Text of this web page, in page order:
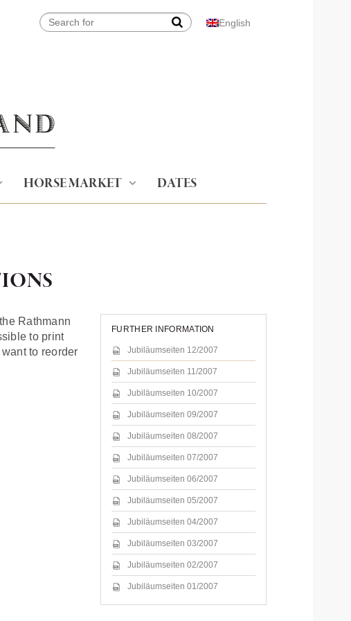
English
HORSE MARKET DATES
FURTHER INFORMATION
Jubiläumseiten 12/2007
Jubiläumseiten 11/2007
Jubiläumseiten 10/2007
Jubiläumseiten 09/2007
Jubiläumseiten 08/2007
Jubiläumseiten 07/2007
Jubiläumseiten 06/2007
Jubiläumseiten 05/2007
Jubiläumseiten 04/2007
Jubiläumseiten 03/2007
Jubiläumseiten 02/2007
Jubiläumseiten 01/2007
Rathmann
to print
to reorder